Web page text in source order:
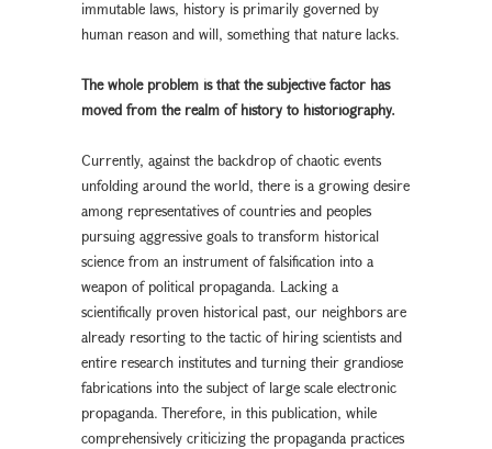
immutable laws, history is primarily governed by
human reason and will, something that nature lacks.
The whole problem is that the subjective factor has
moved from the realm of history to historiography.
Currently, against the backdrop of chaotic events
unfolding around the world, there is a growing desire
among representatives of countries and peoples
pursuing aggressive goals to transform historical
science from an instrument of falsification into a
weapon of political propaganda. Lacking a
scientifically proven historical past, our neighbors are
already resorting to the tactic of hiring scientists and
entire research institutes and turning their grandiose
fabrications into the subject of large scale electronic
propaganda. Therefore, in this publication, while
comprehensively criticizing the propaganda practices